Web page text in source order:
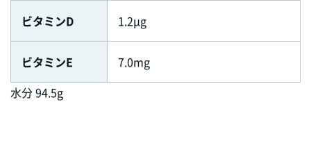
ビタミンD 1.2μg
ビタミンE
7.0mg
水分 94.5g